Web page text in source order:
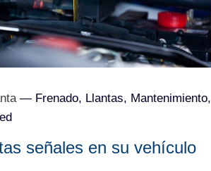
— Frenado, Llantas, Mantenimiento,
señales en su vehículo